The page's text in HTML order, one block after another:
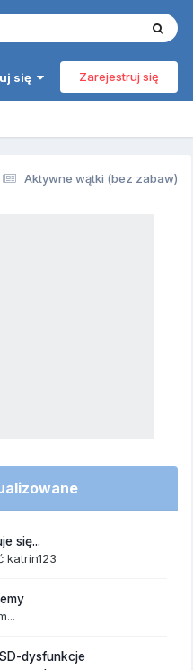
się Zarejestruj się
Aktywne wątki (bez zabaw)
się...
katrin123
dysfunkcje